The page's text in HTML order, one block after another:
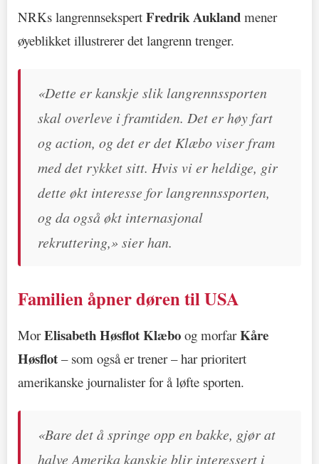
NRKs langrennsekspert Fredrik Aukland mener
øyeblikket illustrerer det langrenn trenger.
«Dette er kanskje slik langrennssporten
skal overleve i framtiden. Det er høy fart
og action, og det er det Klæbo viser fram
med det rykket sitt. Hvis vi er heldige, gir
dette økt interesse for langrennssporten,
og da også økt internasjonal
rekruttering,» sier han.
Familien åpner døren til USA
MorElisabeth Høsflot Klæbo og morfarKåre
Høsflot – som også er trener – har prioritert
amerikanske journalister for å løfte sporten.
«Bare det å springe opp en bakke, gjør at
halve Amerika kanskje blir interessert i